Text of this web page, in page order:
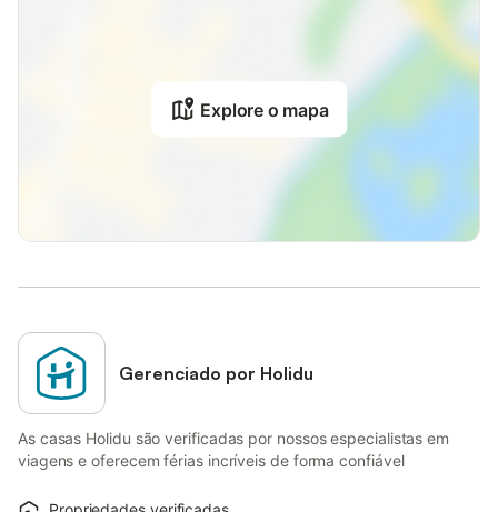
Explore o mapa
Gerenciado por Holidu
As casas Holidu são verificadas por nossos especialistas em
viagens e oferecem férias incríveis de forma confiável